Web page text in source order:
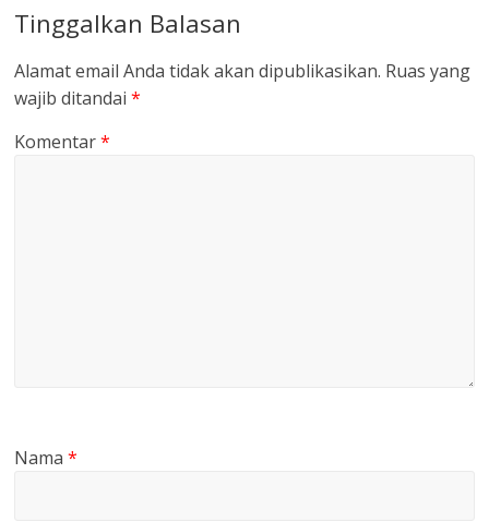
Tinggalkan Balasan
Alamat email Anda tidak akan dipublikasikan. Ruas yang
wajib ditandai*
Komentar*
Nama*